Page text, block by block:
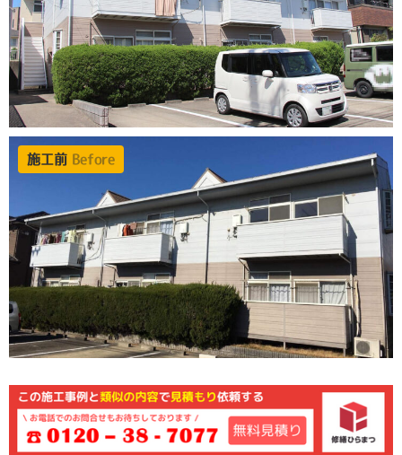
施工前 Before